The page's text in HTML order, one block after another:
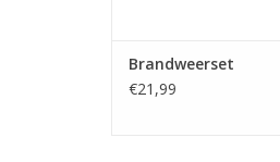
Brandweerset
€21,99